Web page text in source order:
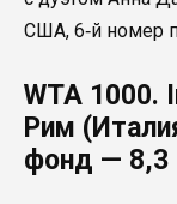
США, 6‑й номер
WTA 1000.
Рим
фонд — 8,3